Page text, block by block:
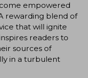
empowered
rewarding blend of
that will ignite
readers to
sources of
in a turbulent